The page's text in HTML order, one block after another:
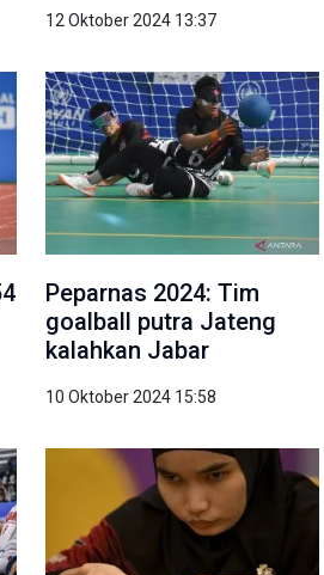
12 Oktober 2024 13:37
Peparnas 2024: Tim
goalball putra Jateng
kalahkan Jabar
10 Oktober 2024 15:58